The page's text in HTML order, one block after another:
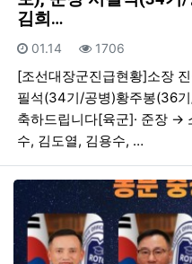
김희…
등록일
01.14 조회
1706
[조선대장군진급현황]소장
필석(34기/공병)황주봉(36
축하드립니다[육군]· 준장 →
수, 김도열, 김용수, …